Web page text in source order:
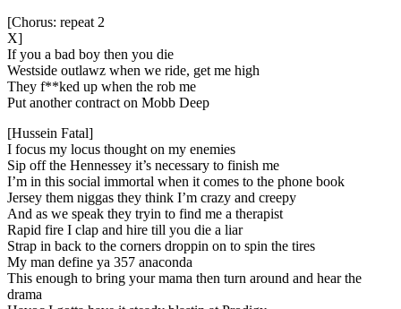
[Chorus: repeat 2
X]
If you a bad boy then you die
Westside outlawz when we ride, get me high
They f**ked up when the rob me
Put another contract on Mobb Deep
[Hussein Fatal]
I focus my locus thought on my enemies
Sip off the Hennessey it’s necessary to finish me
I’m in this social immortal when it comes to the phone book
Jersey them niggas they think I’m crazy and creepy
And as we speak they tryin to find me a therapist
Rapid fire I clap and hire till you die a liar
Strap in back to the corners droppin on to spin the tires
My man define ya 357 anaconda
This enough to bring your mama then turn around and hear the
drama